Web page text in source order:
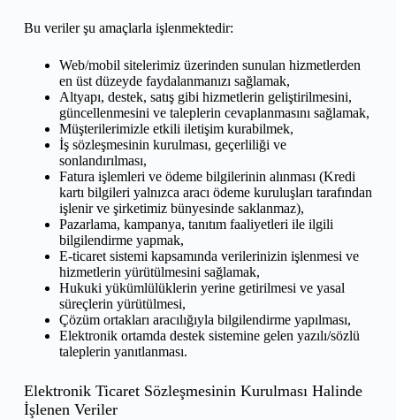
Bu veriler şu amaçlarla işlenmektedir:
Web/mobil sitelerimiz üzerinden sunulan hizmetlerden
en üst düzeyde faydalanmanızı sağlamak,
Altyapı, destek, satış gibi hizmetlerin geliştirilmesini,
güncellenmesini ve taleplerin cevaplanmasını sağlamak,
Müşterilerimizle etkili iletişim kurabilmek,
İş sözleşmesinin kurulması, geçerliliği ve
sonlandırılması,
Fatura işlemleri ve ödeme bilgilerinin alınması (Kredi
kartı bilgileri yalnızca aracı ödeme kuruluşları tarafından
işlenir ve şirketimiz bünyesinde saklanmaz),
Pazarlama, kampanya, tanıtım faaliyetleri ile ilgili
bilgilendirme yapmak,
E-ticaret sistemi kapsamında verilerinizin işlenmesi ve
hizmetlerin yürütülmesini sağlamak,
Hukuki yükümlülüklerin yerine getirilmesi ve yasal
süreçlerin yürütülmesi,
Çözüm ortakları aracılığıyla bilgilendirme yapılması,
Elektronik ortamda destek sistemine gelen yazılı/sözlü
taleplerin yanıtlanması.
Elektronik Ticaret Sözleşmesinin Kurulması Halinde
İşlenen Veriler